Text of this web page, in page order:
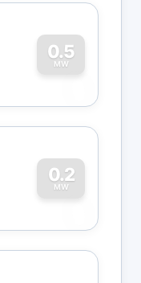
0.5
MW
0
0.2
MW
0